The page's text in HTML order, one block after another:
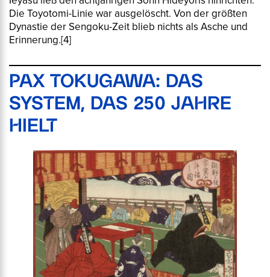
Die Toyotomi-Linie war ausgelöscht. Von der größten
Dynastie der Sengoku-Zeit blieb nichts als Asche und
Erinnerung.[4]
PAX TOKUGAWA: DAS
SYSTEM, DAS 250 JAHRE
HIELT